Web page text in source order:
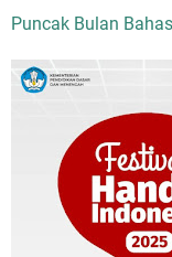
Puncak Bulan